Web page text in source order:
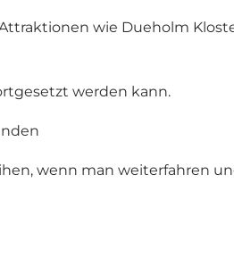
wie Dueholm
werden kann.
wenn man weiterfahren